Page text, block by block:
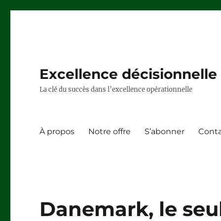
Excellence
La clé du succès dans l’excellence opérationnelle
À propos Notre offre S’abonner
Danemark, le